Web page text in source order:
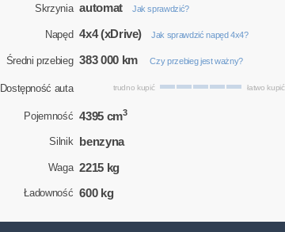
Skrzynia automat Jak sprawdzić?
Napęd 4x4 (xDrive) Jak sprawdzić napęd 4x4?
Średni przebieg 383 000 km Czy przebieg jest ważny?
Dostępność auta trudno kupić łatwo kupić
Pojemność 4395 cm3
Silnik benzyna
Waga 2215 kg
Ładowność 600 kg